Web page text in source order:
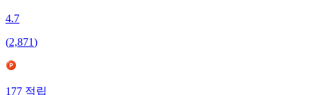
4.7
(2,871)
177 적립